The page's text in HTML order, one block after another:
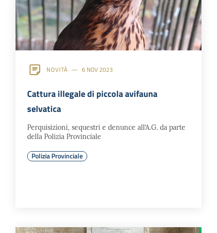
NOVITÀ 6 NOV 2023
Cattura illegale di piccola avifauna
selvatica
Perquisizioni, sequestri e denunce all’A.G. da parte
della Polizia Provinciale
Polizia Provinciale